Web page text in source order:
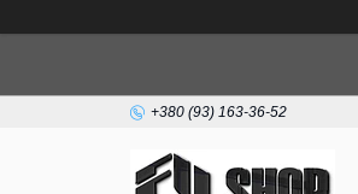
+380 (93) 163-36-52